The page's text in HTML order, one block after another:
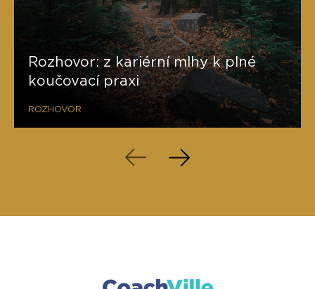
Rozhovor: z kariérní mlhy k plné
koučovací praxi
ROZHOVOR